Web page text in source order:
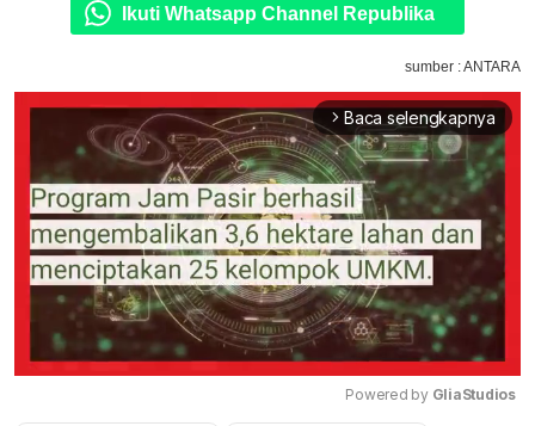
Ikuti Whatsapp Channel Republika
sumber : ANTARA
arrow_forward_ios Baca selengkapnya
Powered by GliaStudios